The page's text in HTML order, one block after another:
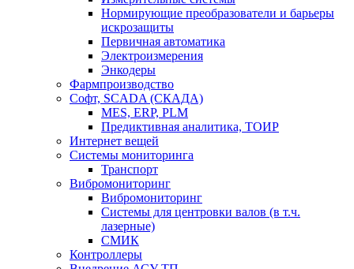
Нормирующие преобразователи и барьеры
искрозащиты
Первичная автоматика
Электроизмерения
Энкодеры
Фармпроизводство
Софт, SCADA (СКАДА)
MES, ERP, PLM
Предиктивная аналитика, ТОИР
Интернет вещей
Системы мониторинга
Транспорт
Вибромониторинг
Вибромониторинг
Системы для центровки валов (в т.ч.
лазерные)
СМИК
Контроллеры